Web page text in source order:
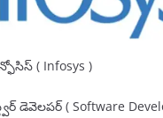
( Infosys )
డెవెలపర్ ( Software